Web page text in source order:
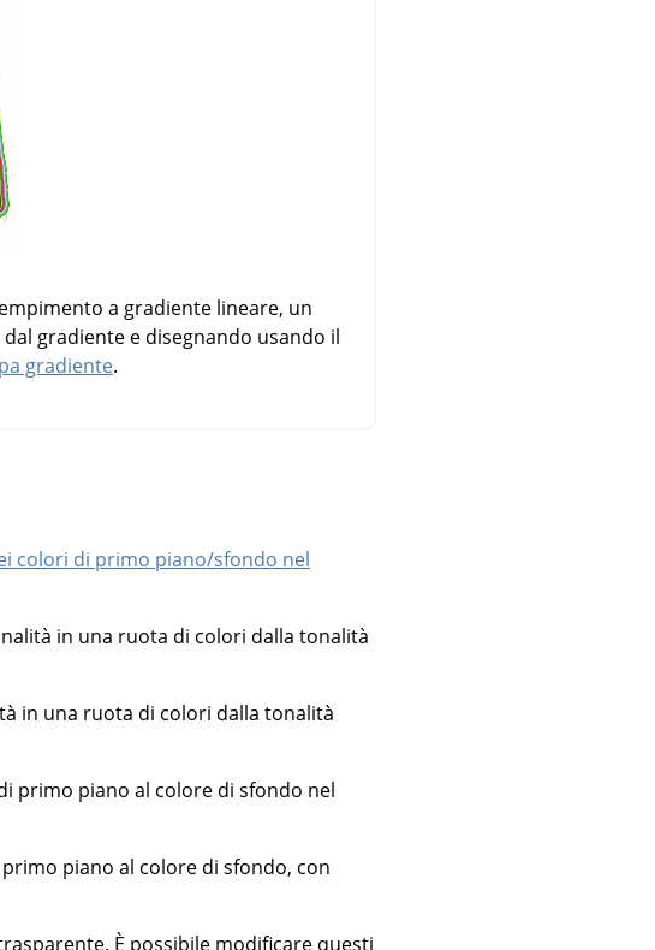
a gradiente lineare, un
gradiente e disegnando usando il
gradiente.
colori di primo piano/sfondo nel
in una ruota di colori dalla tonalità
in una ruota di colori dalla tonalità
primo piano al colore di sfondo nel
piano al colore di sfondo, con
È possibile modificare questi